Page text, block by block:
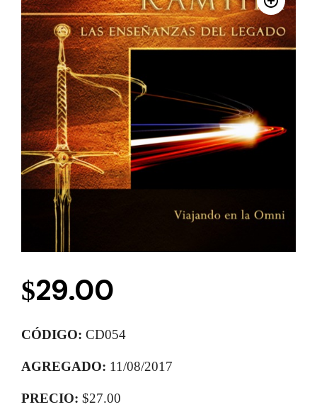
$29.00
CÓDIGO: CD054
AGREGADO: 11/08/2017
PRECIO: $27.00